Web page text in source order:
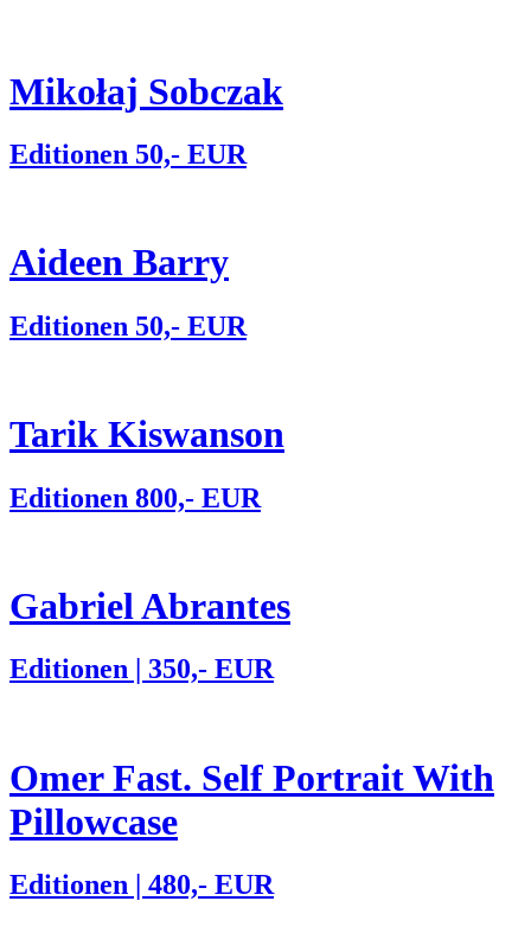
Mikołaj Sobczak
Editionen 50,- EUR
Aideen Barry
Editionen 50,- EUR
Tarik Kiswanson
Editionen 800,- EUR
Gabriel Abrantes
Editionen | 350,- EUR
Omer Fast. Self Portrait With
Pillowcase
Editionen | 480,- EUR